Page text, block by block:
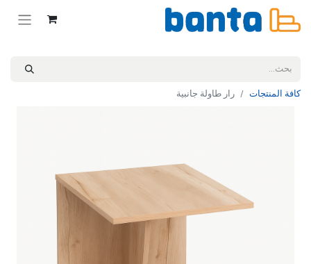
كافة المنتجات رار طاولة جانبية